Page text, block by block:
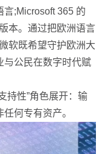
;Microsoft 365 的
本。通过把欧洲语言
软既希望守护欧洲大
与公民在数字时代赋
性”角色展开：输
何专有资产。